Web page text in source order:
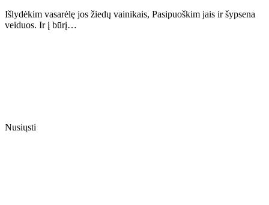
Išlydėkim vasarėlę jos žiedų vainikais, Pasipuoškim jais ir šypsena
veiduos. Ir į būrį…
Nusiųsti